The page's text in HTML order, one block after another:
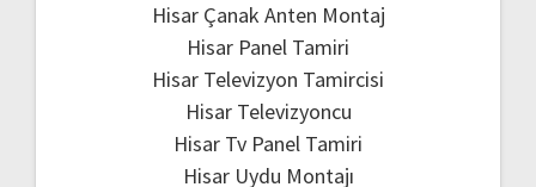
Hisar Çanak Anten Montaj
Hisar Panel Tamiri
Hisar Televizyon Tamircisi
Hisar Televizyoncu
Hisar Tv Panel Tamiri
Hisar Uydu Montajı